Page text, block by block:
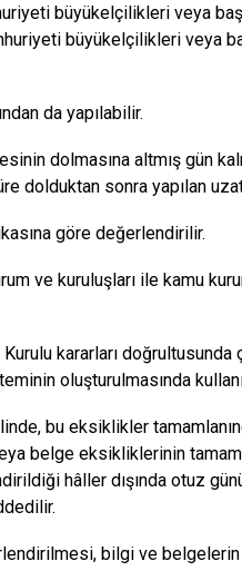
büyükelçilikleri veya
büyükelçilikleri veya
da yapılabilir.
dolmasına altmış gün
dolduktan sonra yapılan
göre değerlendirilir.
ve kuruluşları ile kamu
kararları
oluşturulmasında
bu eksiklikler
belge eksikliklerinin
hâller dışında otuz
bilgi ve